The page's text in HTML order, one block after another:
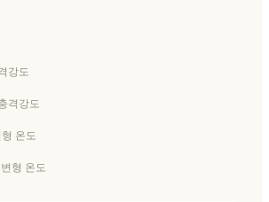
강도
격강도
온도
형 온도